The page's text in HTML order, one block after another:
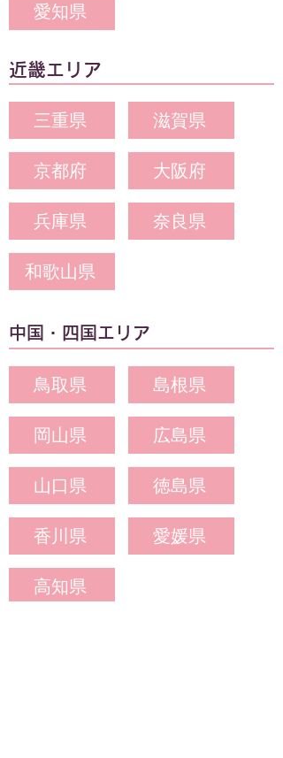
愛知県
近畿エリア
三重県 滋賀県
京都府 大阪府
兵庫県 奈良県
和歌山県
中国・四国エリア
鳥取県 島根県
岡山県 広島県
山口県 徳島県
香川県 愛媛県
高知県